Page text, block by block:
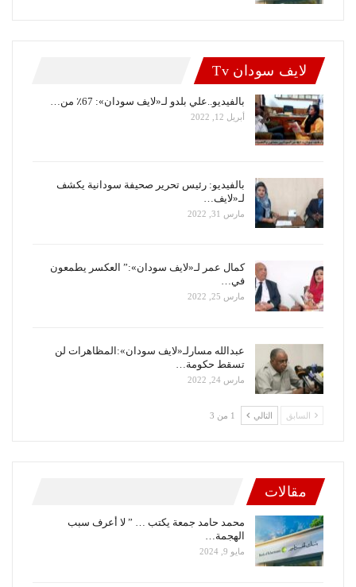
لايف سودان Tv
بالفيديو..علي بلدو لـ«لايف سودان»: 67٪ من…
أبريل 12, 2022
بالفيديو: رئيس تحرير صحيفة سودانية يكشف
لـ«لايف…
مارس 31, 2022
كمال عمر لـ«لايف سودان»:” العكسر يطمعون
في…
مارس 25, 2022
عبدالله مسارلـ«لايف سودان»:المظاهرات لن
تسقط حكومة…
مارس 24, 2022
السابق التالي 1 من 3
مقالات
محمد حامد جمعة يكتب … ” لا أعرف سبب
الهجمة…
مايو 9, 2024